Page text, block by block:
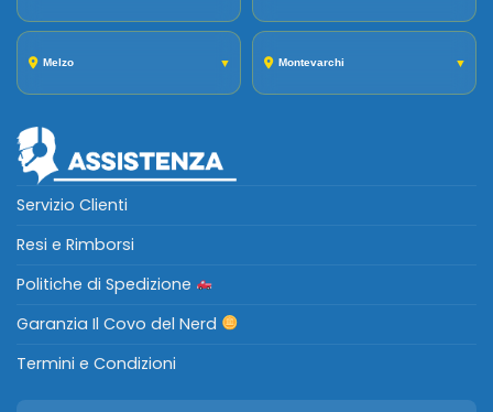
Melzo ▼ Montevarchi ▼
Servizio Clienti
Resi e Rimborsi
Politiche di Spedizione
Garanzia Il Covo del Nerd
Termini e Condizioni